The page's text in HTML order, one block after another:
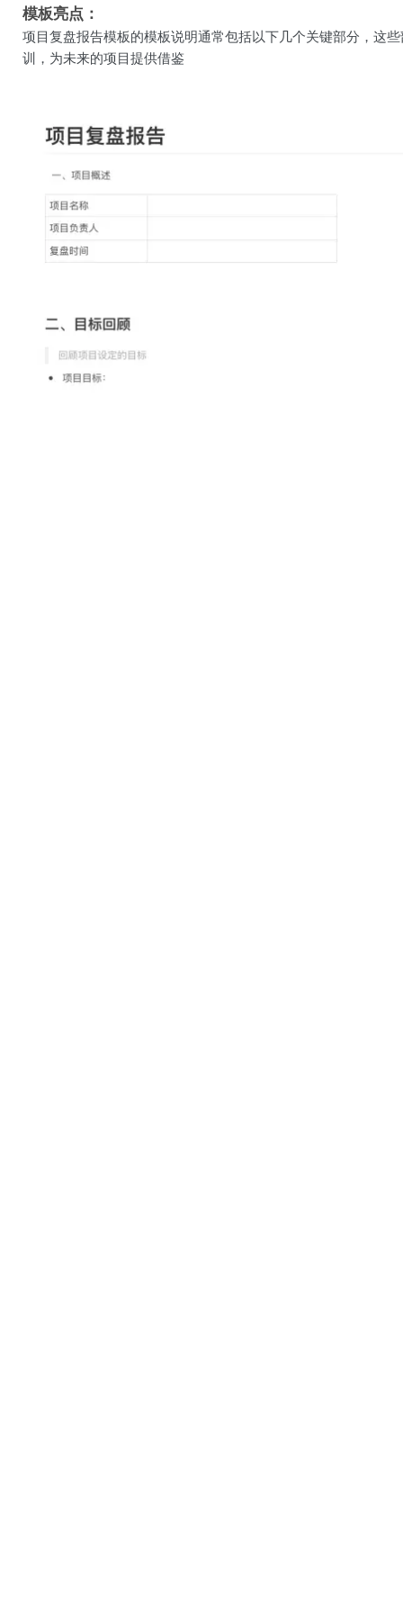
模板亮点：
项目复盘报告模板的模板说明通常包括以下几个关键部分，这
训，为未来的项目提供借鉴